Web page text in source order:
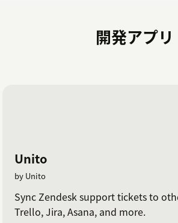
開発アプリ
Unito
by Unito
Sync Zendesk support tickets to
Trello, Jira, Asana, and more.